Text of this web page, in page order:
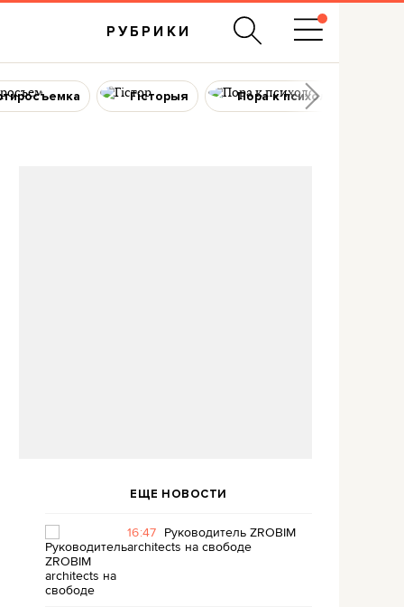
РУБРИКИ
Гісторыя Пора к психологу
ЕЩЕ НОВОСТИ
16:47 Руководитель ZROBIM
architects на свободе